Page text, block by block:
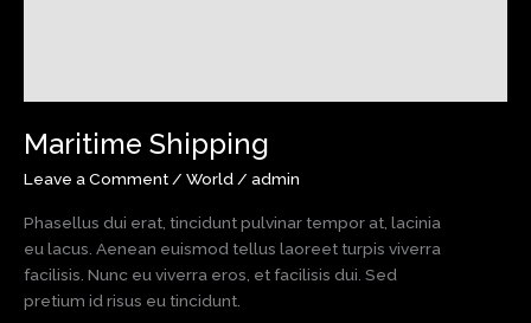
Maritime Shipping
Leave a Comment / World / admin
Phasellus dui erat, tincidunt pulvinar tempor at, lacinia
eu lacus. Aenean euismod tellus laoreet turpis viverra
facilisis. Nunc eu viverra eros, et facilisis dui. Sed
pretium id risus eu tincidunt.